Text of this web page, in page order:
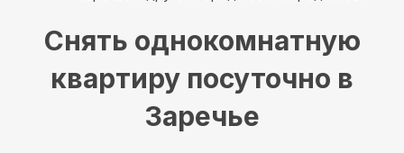
Снять однокомнатную
квартиру посуточно в
Заречье